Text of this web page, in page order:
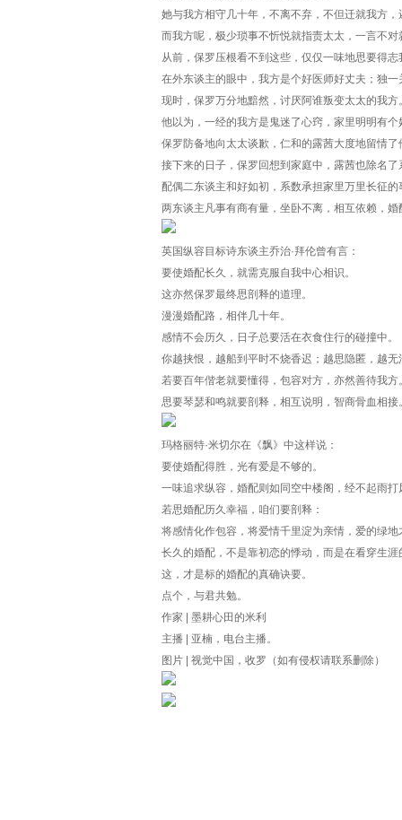
她与我方相守几十年，不离不弃，不但迁就我方
而我方呢，极少琐事不忻悦就指责太太，一言不
从前，保罗压根看不到这些，仅仅一味地思要得
在外东谈主的眼中，我方是个好医师好丈夫；独
现时，保罗万分地黯然，讨厌阿谁叛变太太的我方
他以为，一经的我方是鬼迷了心窍，家里明明有
保罗防备地向太太谈歉，仁和的露茜大度地留情了
接下来的日子，保罗回想到家庭中，露茜也除名
配偶二东谈主和好如初，系数承担家里万里长征的
两东谈主凡事有商有量，坐卧不离，相互依赖，
英国纵容目标诗东谈主乔治·拜伦曾有言：
要使婚配长久，就需克服自我中心相识。
这亦然保罗最终思剖释的道理。
漫漫婚配路，相伴几十年。
感情不会历久，日子总要活在衣食住行的碰撞中。
你越挟恨，越船到平时不烧香迟；越思隐匿，越无
若要百年偕老就要懂得，包容对方，亦然善待我方
思要琴瑟和鸣就要剖释，相互说明，智商骨血相接
玛格丽特·米切尔在《飘》中这样说：
要使婚配得胜，光有爱是不够的。
一味追求纵容，婚配则如同空中楼阁，经不起雨打
若思婚配历久幸福，咱们要剖释：
将感情化作包容，将爱情千里淀为亲情，爱的绿
长久的婚配，不是靠初恋的悸动，而是在看穿生
这，才是标的婚配的真确诀要。
点个，与君共勉。
作家 | 墨耕心田的米利
主播 | 亚楠，电台主播。
图片 | 视觉中国，收罗（如有侵权请联系删除）